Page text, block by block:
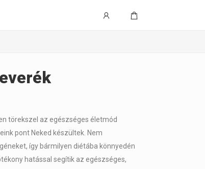
törekszel az egészséges életmód
pont Neked készültek. Nem
így bármilyen diétába könnyedén
hatással segítik az egészséges,